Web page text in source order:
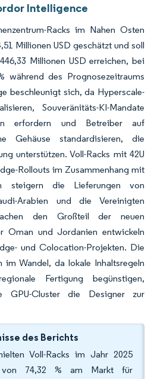
Intelligence
Racks im Nahen Osten
Millionen USD geschätzt und soll
Millionen USD erreichen, bei
während des Prognosezeitraums
beschleunigt sich, da Hyperscale-
Souveränitäts-KI-Mandate
erfordern und Betreiber auf
Gehäuse standardisieren, die
unterstützen. Voll-Racks mit 42U
Rollouts im Zusammenhang mit
steigern die Lieferungen von
Arabien und die Vereinigten
den Großteil der neuen
Oman und Jordanien entwickeln
und Colocation-Projekten. Die
Wandel, da lokale Inhaltsregeln
Fertigung begünstigen,
GPU-Cluster die Designer zur
des Berichts
Voll-Racks im Jahr 2025
von 74,32 % am Markt für